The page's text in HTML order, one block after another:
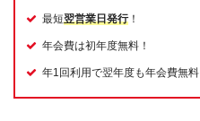
最短翌営業日発行！
年会費は初年度無料！
年1回利用で翌年度も年会費無料